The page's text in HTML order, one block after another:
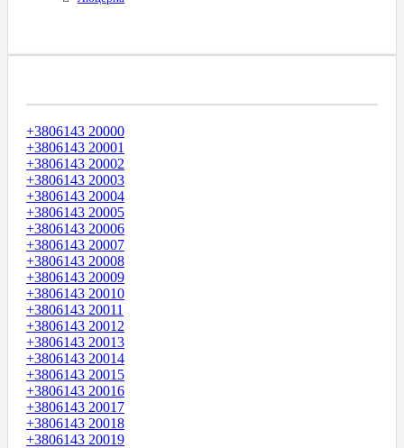
+3806143 20000
+3806143 20001
+3806143 20002
+3806143 20003
+3806143 20004
+3806143 20005
+3806143 20006
+3806143 20007
+3806143 20008
+3806143 20009
+3806143 20010
+3806143 20011
+3806143 20012
+3806143 20013
+3806143 20014
+3806143 20015
+3806143 20016
+3806143 20017
+3806143 20018
+3806143 20019